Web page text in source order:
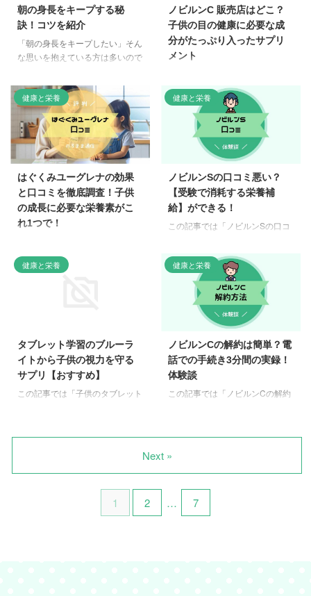
朝の身長をキープする秘
訣！コツを紹介
「朝の身長をキープしたい」そん
な思いを抱えている方は多いので
夜では身長に差があることをご存
知ですか？健康な成人男性の場
合、朝の身長は夜と比べて平均
1.5〜3cmも高くなるのです。 こ
の現象は、重力の影響で体の骨や
関節、特に背骨が圧迮されること
が原因です。しかし、朝の身長を
キープするためには、正しい知識
と習慣が必要不可欠。 そこで今
回は、朝の身長をキープするため
の秘訣や、身長アップに効果的な
活習慣を身につけたい方は、ぜ ...
ノビルンC 販売店はどこ？
子供の目の健康に必要な成
分がたっぷり入ったサプリ
メント
目の健康が気になっている方は多
いと思いますが、私もその一人で
す。子供たちはスマホやゲームに
夢中で、外遊びをあまりしませ
ん。視力も低下しているようで心
配です。 そんなときに見つけた
のが、定期初回1,980円（税込）
でいつでも解約OK！のノビルン
Cというサプリメントです。ノビ
ルンCは、北欧産のビルベリー
に、ルテイン、ゼアキサンチン、
成分がたっぷり入っています。お
菓子感覚で食べられるチュアブル
タイプなので、子供も喜んで食べ
てくれます。 でも、ノビルンC ...
健康と栄養
はぐくみユーグレナの効果
と口コミを徹底調査！子供
の成長に必要な栄養素がこ
れ1つで！
の健康や栄養バランスを気にかけ
ているパパ・ママなのではないで
ね。 そこで今回は、はぐくみユ
ーグレナのリアルな口コミを徹底
的に調査。良い口コミ、悪い口コ
ミ、そして効果や成分、使い方な
ど、気になるポイントを全てまと
プリメントの真実をお伝えしま
み ...
健康と栄養
ノビルンSの口コミ悪い？
【受験で消耗する栄養補
給】ができる！
この記事では「ノビルンSの口コ
す。 という悩みに答えます。 な
んとしても第一志望に合格させた
いと思うと、食事の栄養が気にな
りますよね。 模試や入試本番
で、本来のチカラが発揮でなかっ
たら最悪！！！ そこで実際に中
Sのや口コミ・評判、効果」つい
て徹底調査。 ノビルンSの悪い口
コミを分析 「ノビルンS」のこと
を徹底調査していくと、聞き捨て
健康と栄養
タブレット学習のブルーラ
イトから子供の視力を守る
サプリ【おすすめ】
この記事では「子供のタブレット
ています。 という疑問に答えま
く学習させたいですよね。 で
も、視力が低下したら大問
題！！！ お姑さんや旦那さん
に、ママの責任…なんて責められ
健康と栄養
ノビルンCの解約は簡単？電
話での手続き3分間の実録！
体験談
この記事では「ノビルンCの解約
視力が気になるからノビルンCは
約が面倒ですよね。 しかし、定
期コースで購入しないと返品保証
がなく2,000円近く高くなること
も！！！ そこで、ノビルンCの解
約についてまとめてみました。
1 2 … 7
Next »